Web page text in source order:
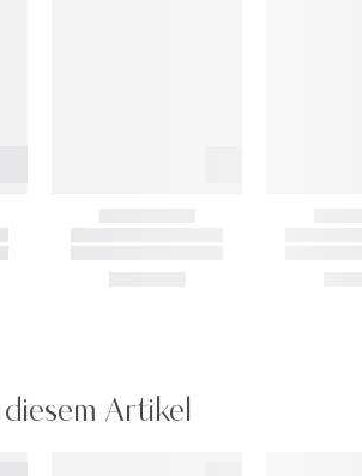
Artikel